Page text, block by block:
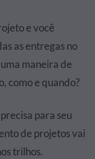
e você
as entregas no
maneira de
como e quando?
para seu
de projetos vai
trilhos.